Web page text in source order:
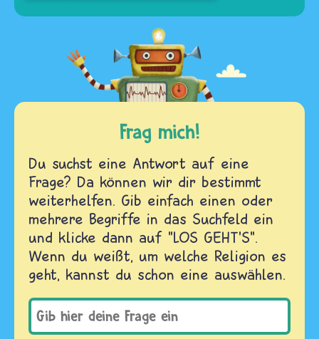
Frag mich!
Du suchst eine Antwort auf eine
Frage? Da können wir dir bestimmt
weiterhelfen. Gib einfach einen oder
mehrere Begriffe in das Suchfeld ein
und klicke dann auf "LOS GEHT'S".
Wenn du weißt, um welche Religion es
geht, kannst du schon eine auswählen.